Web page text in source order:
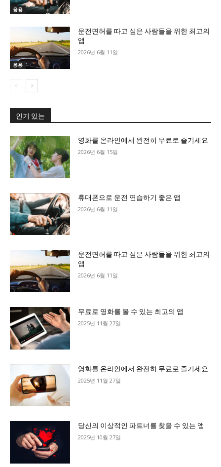
응용
응용
운전면허를 따고 싶은 사람들을 위한 최고의
앱
2026년 6월 11일
인기 있는
영화를 온라인에서 완전히 무료로 즐기세요
2026년 6월 15일
휴대폰으로 운전 연습하기 좋은 앱
2026년 6월 11일
운전면허를 따고 싶은 사람들을 위한 최고의
앱
2026년 6월 11일
무료로 영화를 볼 수 있는 최고의 앱
2025년 11월 27일
영화를 온라인에서 완전히 무료로 즐기세요
2025년 11월 27일
당신의 이상적인 파트너를 찾을 수 있는 앱
2025년 10월 27일